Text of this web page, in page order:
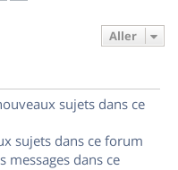
Aller
sujets dans ce
sujets dans ce forum
messages dans ce